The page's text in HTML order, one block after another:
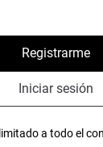
Registrarme
Iniciar sesión
a todo el